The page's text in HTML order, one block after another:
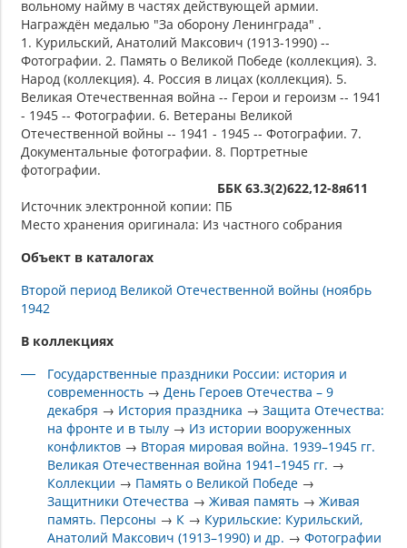
вольному найму в частях действующей армии.
Награждён медалью "За оборону Ленинграда" .
1. Курильский, Анатолий Максович (1913-1990) --
Фотографии. 2. Память о Великой Победе (коллекция). 3.
Народ (коллекция). 4. Россия в лицах (коллекция). 5.
Великая Отечественная война -- Герои и героизм -- 1941
- 1945 -- Фотографии. 6. Ветераны Великой
Отечественной войны -- 1941 - 1945 -- Фотографии. 7.
Документальные фотографии. 8. Портретные
фотографии.
ББК 63.3(2)622,12-8я611
Источник электронной копии: ПБ
Место хранения оригинала: Из частного собрания
Объект в каталогах
Второй период Великой Отечественной войны (ноябрь
1942
В коллекциях
Государственные праздники России: история и
современность →День Героев Отечества – 9
декабря → История праздника →Защита Отечества:
на фронте и в тылу → Из истории вооруженных
конфликтов → Вторая мировая война. 1939–1945 гг.
Великая Отечественная война 1941–1945 гг. →
Коллекции → Память о Великой Победе →
Защитники Отечества →Живая память →Живая
память. Персоны → К → Курильские: Курильский,
Анатолий Максович (1913–1990) и др. →Фотографии